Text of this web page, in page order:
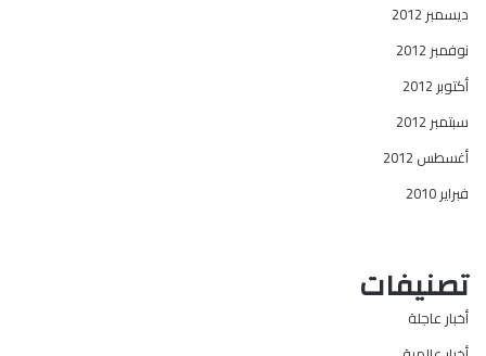
ديسمبر 2012
نوفمبر 2012
أكتوبر 2012
سبتمبر 2012
أغسطس 2012
فبراير 2010
تصنيفات
أخبار عاجلة